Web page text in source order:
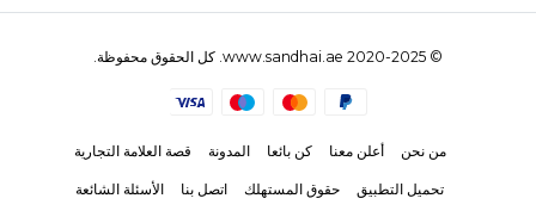
© 2020-2025 www.sandhai.ae. كل الحقوق محفوظة.
من نحن أعلن معنا كن بائعا المدونة قصة العلامة التجارية
تحميل التطبيق حقوق المستهلك اتصل بنا الأسئلة الشائعة